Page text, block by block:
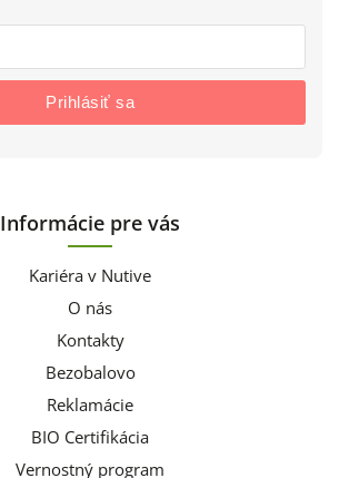
Prihlásiť sa
Informácie pre vás
Kariéra v Nutive
O nás
Kontakty
Bezobalovo
Reklamácie
BIO Certifikácia
Vernostný program